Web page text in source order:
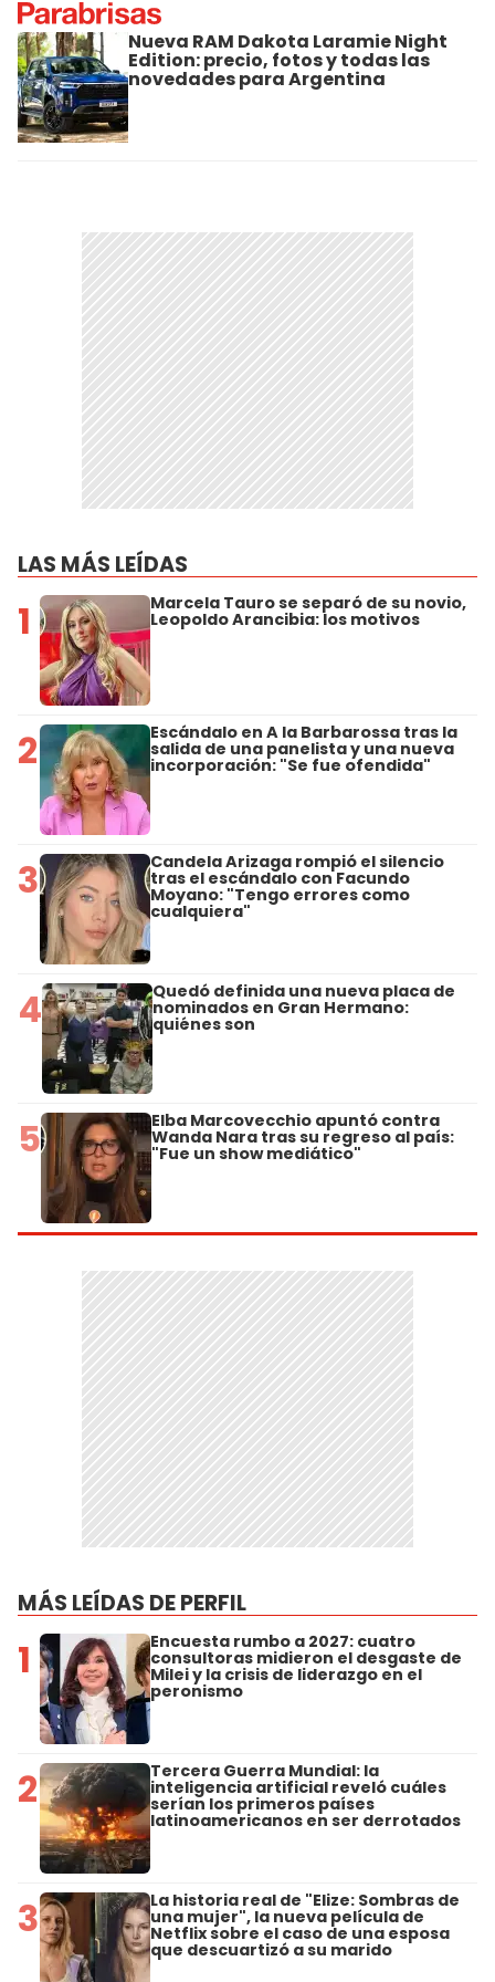
Nueva RAM Dakota Laramie Night
Edition: precio, fotos y todas las
novedades para Argentina
LAS MÁS LEÍDAS
1 Marcela Tauro se separó de su novio,
Leopoldo Arancibia: los motivos
2 Escándalo en A la Barbarossa tras la
salida de una panelista y una nueva
incorporación: "Se fue ofendida"
3 Candela Arizaga rompió el silencio
tras el escándalo con Facundo
Moyano: "Tengo errores como
cualquiera"
4 Quedó definida una nueva placa de
nominados en Gran Hermano:
quiénes son
5 Elba Marcovecchio apuntó contra
Wanda Nara tras su regreso al país:
"Fue un show mediático"
MÁS LEÍDAS DE PERFIL
1 Encuesta rumbo a 2027: cuatro
consultoras midieron el desgaste de
Milei y la crisis de liderazgo en el
peronismo
2 Tercera Guerra Mundial: la
inteligencia artificial reveló cuáles
serían los primeros países
latinoamericanos en ser derrotados
3 La historia real de "Elize: Sombras de
una mujer", la nueva película de
Netflix sobre el caso de una esposa
que descuartizó a su marido